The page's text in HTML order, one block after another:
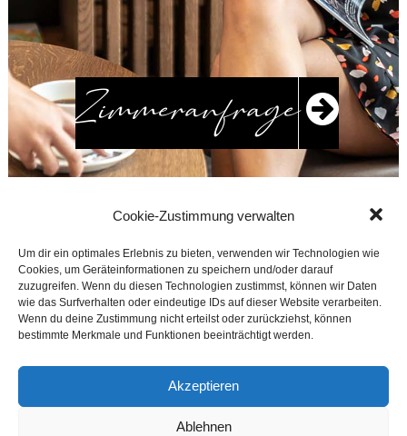
Cookie-Zustimmung verwalten
Um dir ein optimales Erlebnis zu bieten, verwenden wir Technologien wie
Cookies, um Geräteinformationen zu speichern und/oder darauf
zuzugreifen. Wenn du diesen Technologien zustimmst, können wir Daten
wie das Surfverhalten oder eindeutige IDs auf dieser Website verarbeiten.
Wenn du deine Zustimmung nicht erteilst oder zurückziehst, können
bestimmte Merkmale und Funktionen beeinträchtigt werden.
Akzeptieren
Ablehnen
Zimmeranfrage